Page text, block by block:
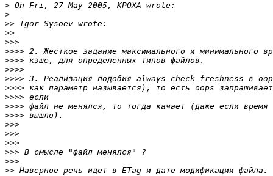
>
>
>>
>>
>>>
>>>>
>>>>
>>>>
>>>>
>>>>
>>>>
>>>>
>>>>
>>>
>>>
>>>
>>>
>>>
>>